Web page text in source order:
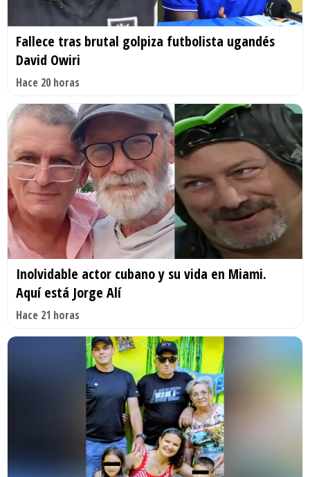
Fallece tras brutal golpiza futbolista ugandés
David Owiri
Hace 20 horas
Inolvidable actor cubano y su vida en Miami.
Aquí está Jorge Alí
Hace 21 horas